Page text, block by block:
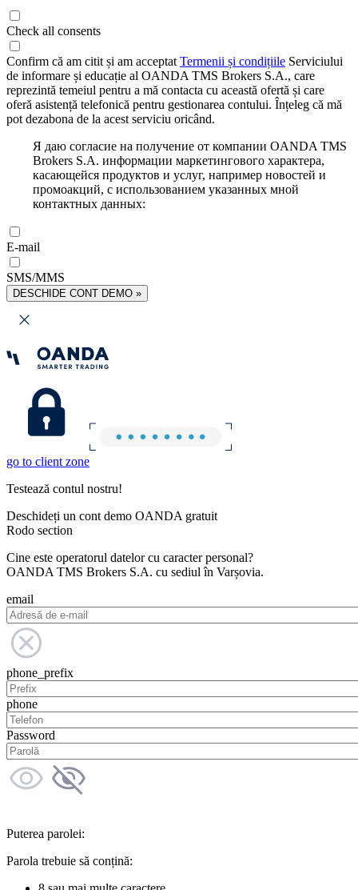
Check all consents
Confirm că am citit și am acceptat Termenii și condițiile Serviciului
de informare și educație al OANDA TMS Brokers S.A., care
reprezintă temeiul pentru a mă contacta cu această ofertă și care
oferă asistență telefonică pentru gestionarea contului. Înțeleg că mă
pot dezabona de la acest serviciu oricând.
Я даю согласие на получение от компании OANDA TMS
Brokers S.A. информации маркетингового характера,
касающейся продуктов и услуг, например новостей и
промоакций, с использованием указанных мной
контактных данных:
E-mail
SMS/MMS
DESCHIDE CONT DEMO »
go to client zone
Testează contul nostru!
Deschideți un cont demo OANDA gratuit
Rodo section
Cine este operatorul datelor cu caracter personal?
OANDA TMS Brokers S.A. cu sediul în Varșovia.
email
phone_prefix
phone
Password
Puterea parolei:
Parola trebuie să conțină: